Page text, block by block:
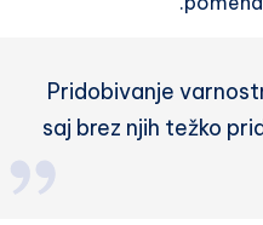
Pridobivanje
saj brez njih težko